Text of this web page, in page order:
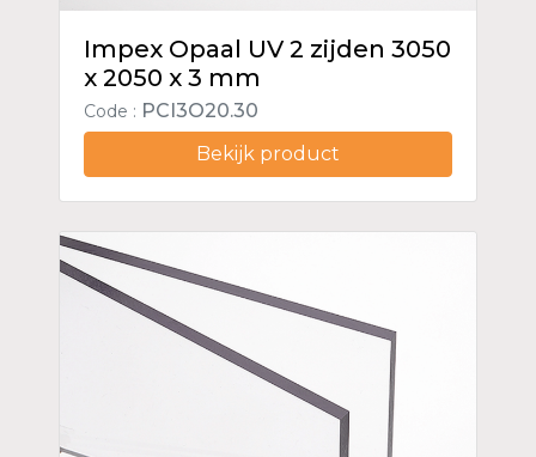
Impex Opaal UV 2 zijden 3050
x 2050 x 3 mm
Code : PCI3O20.30
Bekijk product